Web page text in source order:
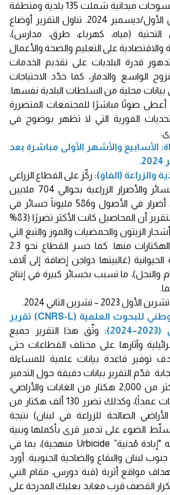
المستوى المحلي عبر مسوحات ميدانية شملت 135 بلدية ومنطقة
متأثرة بين 5 و15 كانون الأول/ديسمبر 2024. تناول التقرير أوضاع
التحتية (مياه، كهرباء، طرق، مدارس)،
والاقتصادية على التعليم والصحة والأعمال
تدهور قدرة البلديات على تقديم الخدمات
الواسع والدمار، كما حدّد الاحتياجات
بيانات محلية من السلطات البلدية نفسها.
أعطى صوتًا مباشرًا للمجتمعات المتضررة
الفورية التي لا تظهر بوضوح في
الأسابيع والأشهر الأولى مباشرة بعد
والزراعة (الفاو): ركّز على القطاع الزراعي
حصراً، وقدّر إجمالي الخسائر والأضرار الزراعية بحوالي 704 ملايين
دولار (منها 118 مليون أضرار في الأصول و586 مليوناً خسائر في
الإنتاج والدخل). أظهر التقرير أن المحاصيل كانت الأكثر تضررًا (83%
الزيتون والحمضيات والموز والتبغ التي
أتت النيران على آلاف الهكتارات منها. كما خسر القطاع نحو 2.3
(غالبيتها دواجن إضافة إلى آلاف
والنحل)، ما تسبب بخسائر كبيرة في إنتاج
– تشرين الثاني 2024.
تقرير المجلس الوطني للبحوث العلمية (CNRS-L) تقرير
وثّق هذا التقرير جميع
وآثارها على مختلف القطاعات حتى
توفير قاعدة بيانات علمية للمساءلة
قدّم التقرير بيانات دقيقة حول التدمير
البيئي الهائل (احتراق أكثر من 2,000 هكتار من الغابات والأراضي،
بينها 1,200+ هكتار غابات عمداً)، وكذلك تضرر 130 ألف هكتار من
الأراضي الصالحة للزراعة في لبنان) نتيجة
الضوء على تدمير قرى بأكملها وبنية
تحتية مدنية (وُصف بأنه "إبادة مُدنية” Urbicide منهجية)، بما في
لبنان والبقاع والضاحية الجنوبية. أورد
مواقع أثرية (قبة دورس، مقام النبي
القصف قرب معابد بعلبك المدرجة على